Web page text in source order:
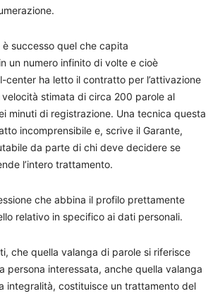
è successo quel che capita
un numero infinito di volte e cioè
center ha letto il contratto per l’attivazione
stimata di circa 200 parole al
minuti di registrazione. Una tecnica questa
incomprensibile e, scrive il Garante,
da parte di chi deve decidere se
l’intero trattamento.
che abbina il profilo prettamente
relativo in specifico ai dati personali.
che quella valanga di parole si riferisce
persona interessata, anche quella valanga
integralità, costituisce un trattamento del